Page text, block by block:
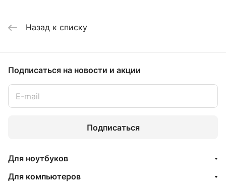
Назад к списку
Подписаться на новости и акции
Подписаться
Для ноутбуков
Для компьютеров